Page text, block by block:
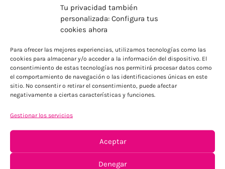
Tu privacidad también
personalizada: Configura tus
cookies ahora
Para ofrecer las mejores experiencias, utilizamos tecnologías como las
cookies para almacenar y/o acceder a la información del dispositivo. El
consentimiento de estas tecnologías nos permitirá procesar datos como
el comportamiento de navegación o las identificaciones únicas en este
sitio. No consentir o retirar el consentimiento, puede afectar
negativamente a ciertas características y funciones.
Gestionar los servicios
Aceptar
Denegar
ENVÍOS ECONÓMICOS
Para Península, resto consultar